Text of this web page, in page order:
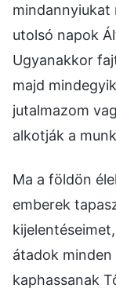
mindannyiukat
utolsó napok
Ugyanakkor
majd
jutalmazom
alkotják a
Ma a földön
emberek
átadok
kaphassanak